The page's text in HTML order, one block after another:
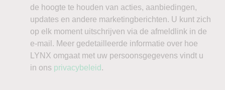
de hoogte te houden van acties, aanbiedingen,
updates en andere marketingberichten. U kunt zich
op elk moment uitschrijven via de afmeldlink in de
e-mail. Meer gedetailleerde informatie over hoe
LYNX omgaat met uw persoonsgegevens vindt u
in ons privacybeleid .